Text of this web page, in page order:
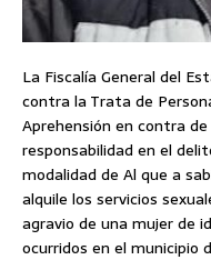
La Fiscalía General del
contra la Trata de
Aprehensión en contra
responsabilidad en el
modalidad de Al que a
alquile los servicios
agravio de una mujer de
ocurridos en el municipio